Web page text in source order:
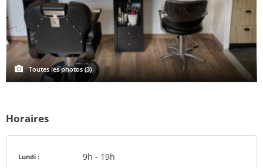
Toutes les photos (3)
Horaires
Lundi : 9h - 19h